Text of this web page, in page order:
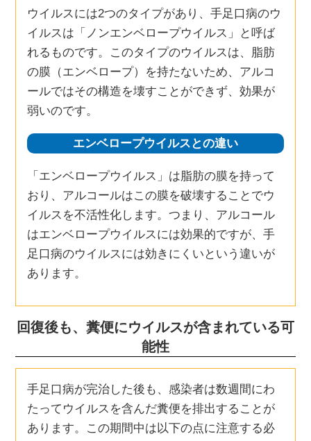
ウイルスには2つのタイプがあり、手足口病のウ
イルスは「ノンエンベロープウイルス」と呼ば
れるものです。このタイプのウイルスは、脂肪
の膜（エンベロープ）を持たないため、アルコ
ールではその構造を壊すことができず、効果が
弱いのです。
エンベロープウイルスとの違い
「エンベロープウイルス」は脂肪の膜を持って
おり、アルコールはこの膜を破壊することでウ
イルスを不活性化します。つまり、アルコール
はエンベロープウイルスには効果的ですが、手
足口病のウイルスには効きにくいという違いが
あります。
回復後も、糞便にウイルスが含まれている可
能性
手足口病が完治した後も、感染者は数週間にわ
たってウイルスを含んだ糞便を排出することが
あります。この期間中は以下の点に注意する必